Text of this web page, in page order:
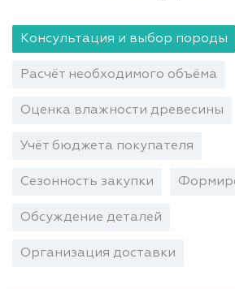
Консультация и выбор породы
Расчёт необходимого объёма
Оценка влажности древесины
Учёт бюджета покупателя
Сезонность закупки
Обсуждение деталей
Организация доставки